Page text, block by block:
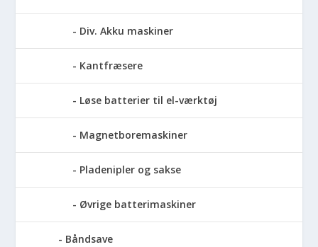
Div. Akku maskiner
Kantfræsere
Løse batterier til el-værktøj
Magnetboremaskiner
Pladenipler og sakse
Øvrige batterimaskiner
Båndsave